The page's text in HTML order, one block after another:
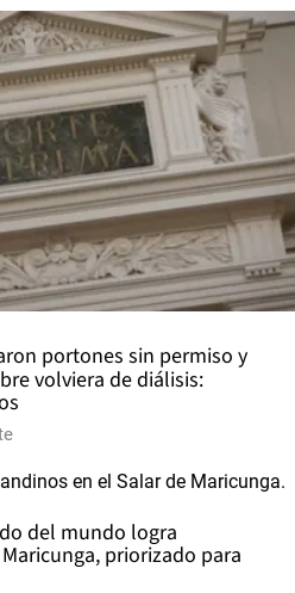
portones sin permiso y
volviera de diálisis:
del mundo logra
priorizado para